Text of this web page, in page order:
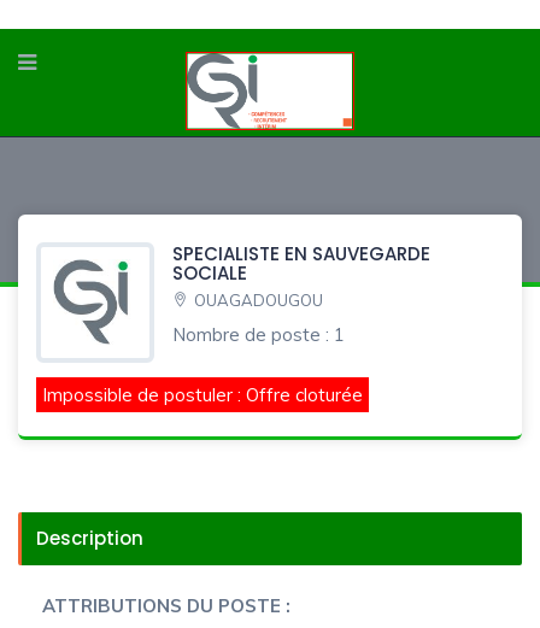
SPECIALISTE EN SAUVEGARDE
SOCIALE
OUAGADOUGOU
Nombre de poste : 1
Impossible de postuler : Offre cloturée
Description
ATTRIBUTIONS DU POSTE :